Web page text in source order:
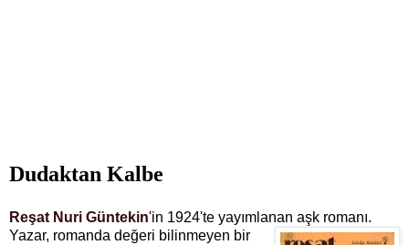
Dudaktan Kalbe
Reşat Nuri Güntekin'in 1924'te yayımlanan aşk romanı.
Yazar, romanda değeri bilinmeyen bir